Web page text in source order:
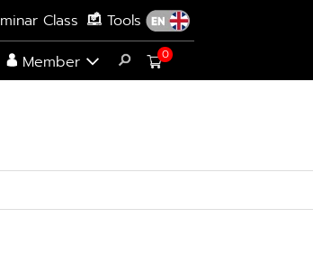
Class
Tools
Member 0